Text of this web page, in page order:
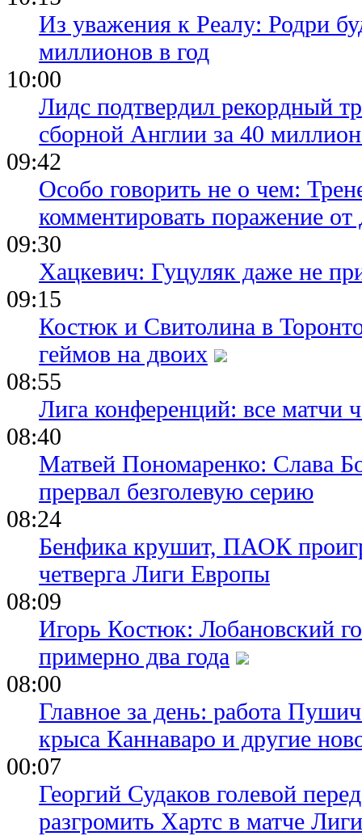
Из уважения к Реалу: Родри
миллионов в год
10:00
Лидс подтвердил рекордный
сборной Англии за 40
09:42
Особо говорить не о чем:
комментировать поражение
09:30
Хацкевич: Гуцуляк даже не
09:15
Костюк и Свитолина в
геймов на двоих
08:55
Лига конференций: все матчи
08:40
Матвей Пономаренко: Слава
прервал безголевую серию
08:24
Бенфика крушит, ПАОК
четверга Лиги Европы
08:09
Игорь Костюк: Лобановский
примерно два года
08:00
Главное за день: работа
крыса Каннаваро и другие
00:07
Георгий Судаков голевой
разгромить Хартс в матче